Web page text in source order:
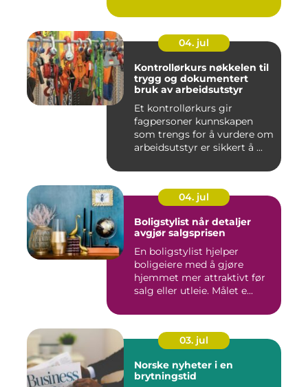
04. jul
Kontrollørkurs nøkkelen til
trygg og dokumentert
bruk av arbeidsutstyr
Et kontrollørkurs gir
fagpersoner kunnskapen
som trengs for å vurdere om
arbeidsutstyr er sikkert å ...
04. jul
Boligstylist når detaljer
avgjør salgsprisen
En boligstylist hjelper
boligeiere med å gjøre
hjemmet mer attraktivt før
salg eller utleie. Målet e...
03. jul
Norske nyheter i en
brytningstid